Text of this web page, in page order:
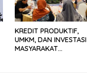
KREDIT PRODUKTIF,
UMKM, DAN INVESTASI
MASYARAKAT